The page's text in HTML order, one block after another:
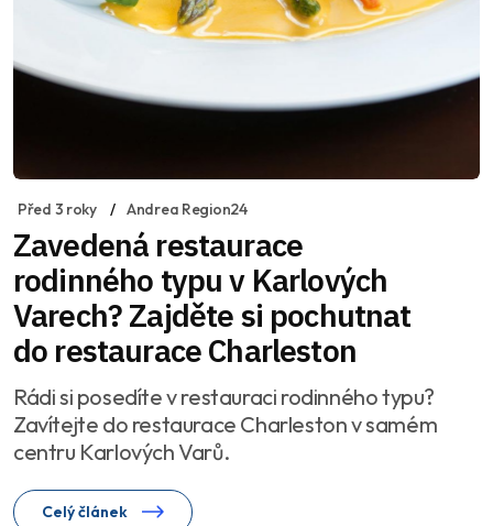
Před 3 roky Andrea Region24
Zavedená restaurace
rodinného typu v Karlových
Varech? Zajděte si pochutnat
do restaurace Charleston
Rádi si posedíte v restauraci rodinného typu?
Zavítejte do restaurace Charleston v samém
centru Karlových Varů.
Celý článek